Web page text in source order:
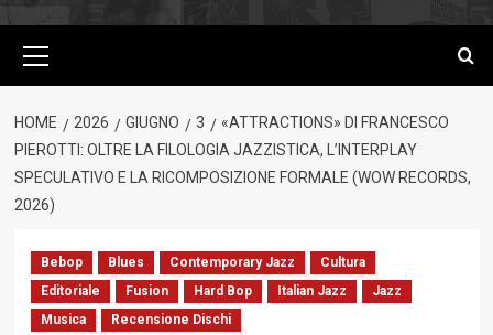
principale
HOME 2026 GIUGNO 3
«ATTRACTIONS» DI FRANCESCO
PIEROTTI: OLTRE LA FILOLOGIA JAZZISTICA, L’INTERPLAY
SPECULATIVO E LA RICOMPOSIZIONE FORMALE (WOW RECORDS,
2026)
Bebop Blues Contemporary Jazz
Cultura
Editoriale
Fusion Hard Bop Italian Jazz
Jazz
Musica
Recensione Dischi